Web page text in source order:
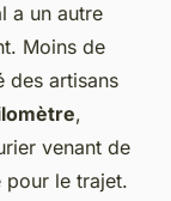
a un autre
Moins de
des artisans
,
venant de
pour le trajet.